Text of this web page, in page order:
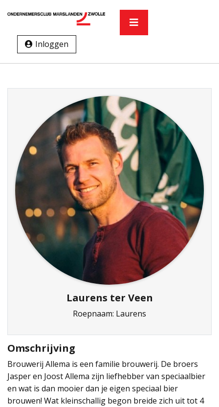
Inloggen
Laurens ter Veen
Roepnaam: Laurens
Omschrijving
Brouwerij Allema is een familie brouwerij. De broers
Jasper en Joost Allema zijn liefhebber van speciaalbier
en wat is dan mooier dan je eigen speciaal bier
brouwen! Wat kleinschallig begon breide zich uit tot 4